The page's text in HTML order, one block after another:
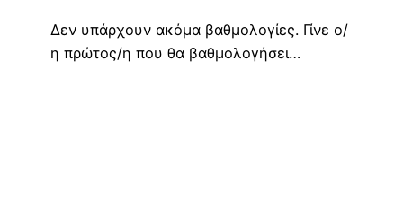
Δεν υπάρχουν ακόμα βαθμολογίες. Γίνε ο/
η πρώτος/η που θα βαθμολογήσει…